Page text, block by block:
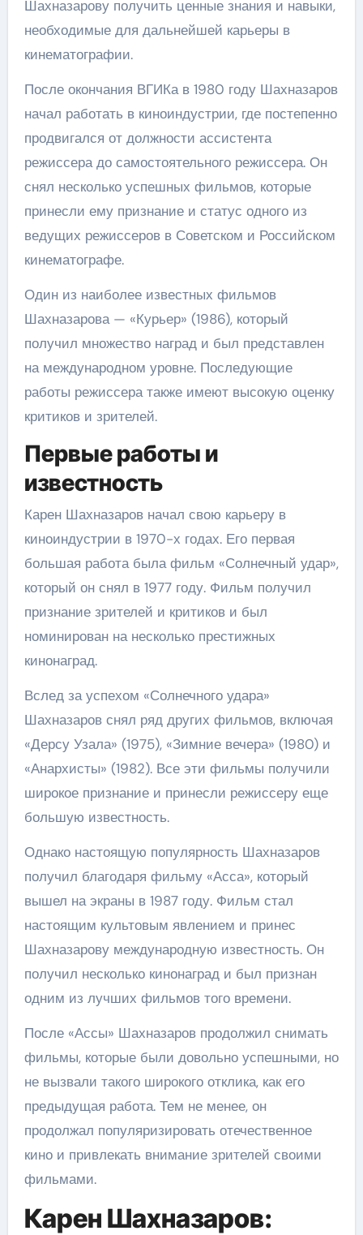
Шахназарову получить ценные знания и навыки,
необходимые для дальнейшей карьеры в
кинематографии.
После окончания ВГИКа в 1980 году Шахназаров
начал работать в киноиндустрии, где постепенно
продвигался от должности ассистента
режиссера до самостоятельного режиссера. Он
снял несколько успешных фильмов, которые
принесли ему признание и статус одного из
ведущих режиссеров в Советском и Российском
кинематографе.
Один из наиболее известных фильмов
Шахназарова — «Курьер» (1986), который
получил множество наград и был представлен
на международном уровне. Последующие
работы режиссера также имеют высокую оценку
критиков и зрителей.
Первые работы и
известность
Карен Шахназаров начал свою карьеру в
киноиндустрии в 1970-х годах. Его первая
большая работа была фильм «Солнечный удар»,
который он снял в 1977 году. Фильм получил
признание зрителей и критиков и был
номинирован на несколько престижных
кинонаград.
Вслед за успехом «Солнечного удара»
Шахназаров снял ряд других фильмов, включая
«Дерсу Узала» (1975), «Зимние вечера» (1980) и
«Анархисты» (1982). Все эти фильмы получили
широкое признание и принесли режиссеру еще
большую известность.
Однако настоящую популярность Шахназаров
получил благодаря фильму «Асса», который
вышел на экраны в 1987 году. Фильм стал
настоящим культовым явлением и принес
Шахназарову международную известность. Он
получил несколько кинонаград и был признан
одним из лучших фильмов того времени.
После «Ассы» Шахназаров продолжил снимать
фильмы, которые были довольно успешными, но
не вызвали такого широкого отклика, как его
предыдущая работа. Тем не менее, он
продолжал популяризировать отечественное
кино и привлекать внимание зрителей своими
фильмами.
Карен Шахназаров: